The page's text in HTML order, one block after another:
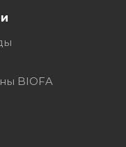
BIOFA